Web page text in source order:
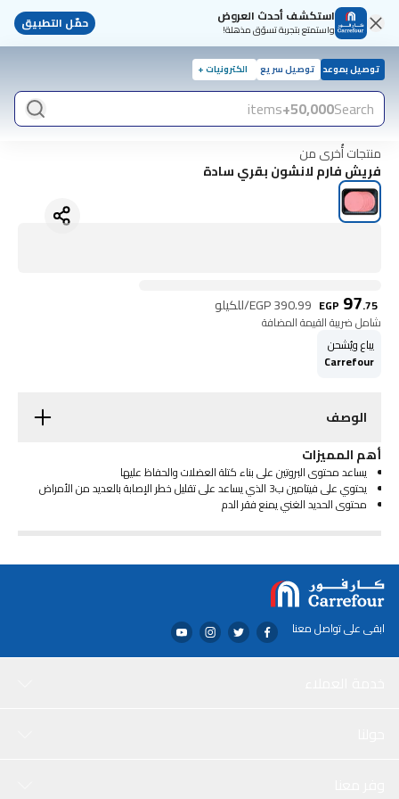
استكشف أحدث العروض
واستمتع بتجربة تسوّق مذهلة! حمّل التطبيق
توصيل بموعد توصيل سريع الكترونيات +
Search
50,000+
items
منتجات أُخرى من
فريش فارم لانشون بقري سادة
EGP 97.75
EGP390.99 /للكيلو
شامل ضريبة القيمة المضافة
يباع ويُشحن
Carrefour
الوصف
أهم المميزات
يساعد محتوى البروتين على بناء كتلة العضلات والحفاظ عليها
يحتوي على فيتامين ب3 الذي يساعد على تقليل خطر الإصابة بالعديد من الأمراض
محتوى الحديد الغني يمنع فقر الدم
ابقى على تواصل معنا